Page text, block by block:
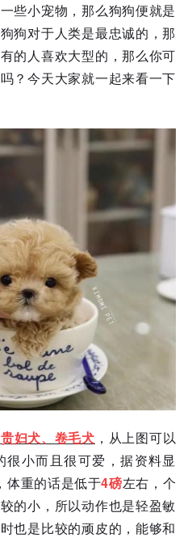
些小宠物，那么狗狗便就是
狗对于人类是最忠诚的，那
的人喜欢大型的，那么你可
？今天大家就一起来看一下
贵妇犬、 卷毛犬 ，从上图可以
小而且很可爱，据资料显
体重的话是低于4磅左右，个
的小，所以动作也是轻盈敏
也是比较的顽皮的，能够和